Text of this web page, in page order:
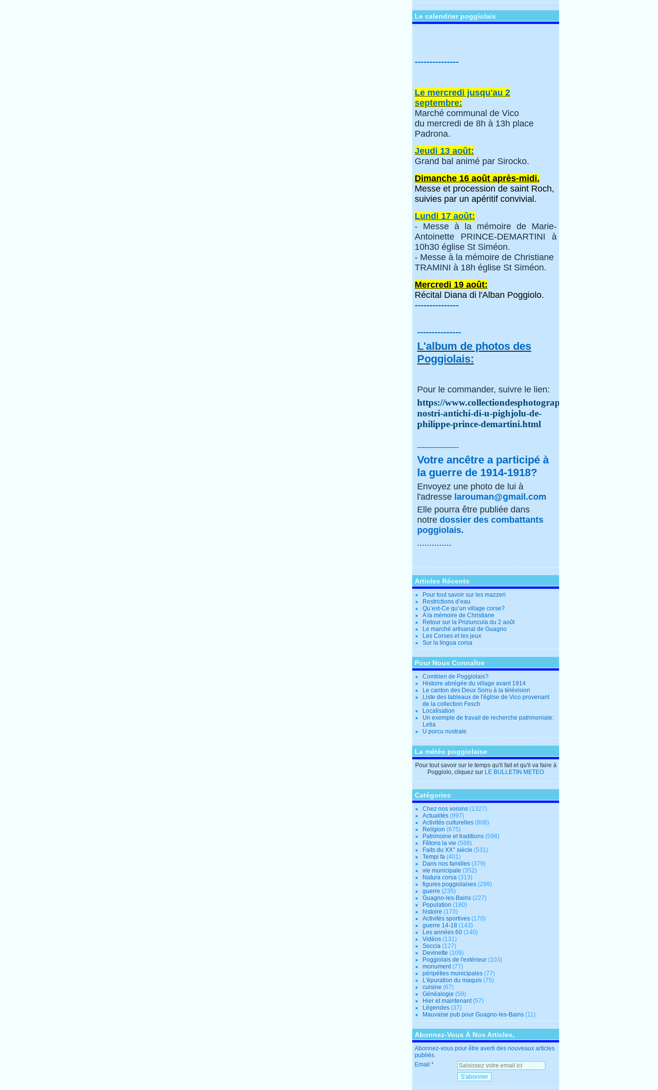
Le calendrier poggiolais
---------------
Le mercredi jusqu'au 2
septembre:
Marché communal de Vico
du mercredi de 8h à 13h place
Padrona.
Jeudi 13 août:
Grand bal animé par Sirocko.
Dimanche 16 août après-midi.
Messe et procession de saint Roch,
suivies par un apéritif convivial.
Lundi 17 août:
- Messe à la mémoire de Marie-
Antoinette PRINCE-DEMARTINI à
10h30 église St Siméon.
- Messe à la mémoire de Christiane
TRAMINI à 18h église St Siméon.
Mercredi 19 août:
Récital Diana di l'Alban Poggiolo.
---------------
---------------
L'album de photos des
Poggiolais:
Pour le commander, suivre le lien:
https://www.collectiondesphotographes.com/i-
nostri-antichi-di-u-pighjolu-de-
philippe-prince-demartini.html
-----------------
Votre ancêtre a participé à
la guerre de 1914-1918?
Envoyez une photo de lui à
l'adresse larouman@gmail.com
Elle pourra être publiée dans
notre dossier des combattants
poggiolais.
..............
Articles Récents
Pour tout savoir sur les mazzeri
Restrictions d’eau
Qu’est-Ce qu’un village corse?
A la mémoire de Christiane
Retour sur la Priziuncula du 2 août
Le marché artisanal de Guagno
Les Corses et les jeux
Sur la lingua corsa
Pour Nous Connaître
Combien de Poggiolais?
Histoire abrégée du village avant 1914
Le canton des Deux Sorru à la télévision
Liste des tableaux de l'église de Vico provenant
de la collection Fesch
Localisation
Un exemple de travail de recherche patrimoniale:
Letia
U porcu nustrale
La météo poggiolaise
Pour tout savoir sur le temps qu'il fait et qu'il va faire à
Poggiolo, cliquez sur LE BULLETIN METEO
Catégories
Chez nos voisins (1327)
Actualités (997)
Activités culturelles (808)
Religion (675)
Patrimoine et traditions (598)
Fêtons la vie (588)
Faits du XX° siècle (531)
Tempi fa (401)
Dans nos familles (379)
vie municipale (352)
Natura corsa (313)
figures poggiolaises (299)
guerre (235)
Guagno-les-Bains (227)
Population (180)
histoire (173)
Activités sportives (170)
guerre 14-18 (143)
Les années 60 (140)
Vidéos (131)
Soccia (127)
Devinette (109)
Poggiolais de l'extérieur (103)
monument(77)
péripéties municipales (77)
L'épuration du maquis (75)
cuisine (67)
Généalogie (59)
Hier et maintenant(57)
Légendes (37)
Mauvaise pub pour Guagno-les-Bains (11)
Abonnez-Vous À Nos Articles,
Abonnez-vous pour être averti des nouveaux articles
publiés.
Email